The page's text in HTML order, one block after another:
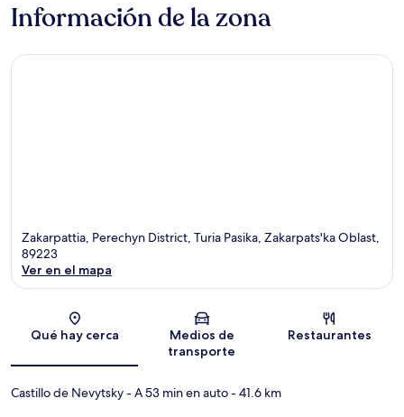
Información de la zona
Zakarpattia, Perechyn District, Turia Pasika, Zakarpats'ka Oblast,
89223
Ver en el mapa
Qué hay cerca
Medios de
transporte
Restaurantes
Castillo de Nevytsky- A 53 min en auto- 41.6 km